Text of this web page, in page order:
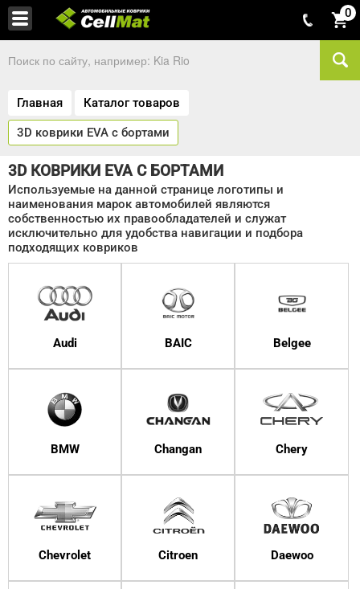
0
Главная Каталог товаров
3D коврики EVA с бортами
3D КОВРИКИ EVA С БОРТАМИ
Используемые на данной странице логотипы и
наименования марок автомобилей являются
собственностью их правообладателей и служат
исключительно для удобства навигации и подбора
подходящих ковриков
Audi BAIC Belgee
BMW Changan Chery
Chevrolet Citroen Daewoo